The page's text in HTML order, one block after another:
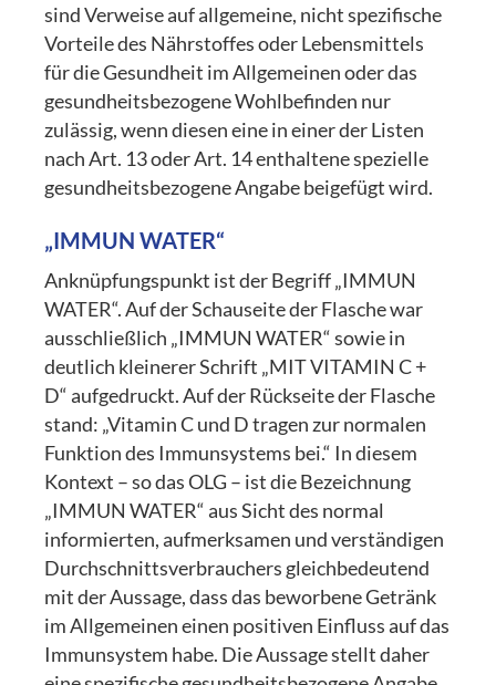
sind Verweise auf allgemeine, nicht spezifische
Vorteile des Nährstoffes oder Lebensmittels
für die Gesundheit im Allgemeinen oder das
gesundheitsbezogene Wohlbefinden nur
zulässig, wenn diesen eine in einer der Listen
nach Art. 13 oder Art. 14 enthaltene spezielle
gesundheitsbezogene Angabe beigefügt wird.
„IMMUN WATER“
Anknüpfungspunkt ist der Begriff „IMMUN
WATER“. Auf der Schauseite der Flasche war
ausschließlich „IMMUN WATER“ sowie in
deutlich kleinerer Schrift „MIT VITAMIN C +
D“ aufgedruckt. Auf der Rückseite der Flasche
stand: „Vitamin C und D tragen zur normalen
Funktion des Immunsystems bei.“ In diesem
Kontext – so das OLG – ist die Bezeichnung
„IMMUN WATER“ aus Sicht des normal
informierten, aufmerksamen und verständigen
Durchschnittsverbrauchers gleichbedeutend
mit der Aussage, dass das beworbene Getränk
im Allgemeinen einen positiven Einfluss auf das
Immunsystem habe. Die Aussage stellt daher